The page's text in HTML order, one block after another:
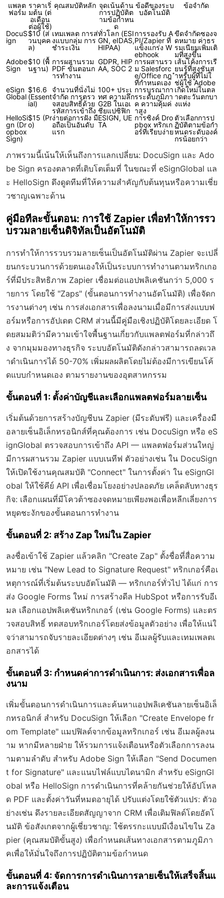
แพลต
ฟอร์ม
ราคาเริ่
มต้น (ต่
อเดือน
ต่อผู้ใช้)
คุณสมบัติหลัก จุดเน้นด้าน
การปฏิบัติต
ามข้อกำหน
ด
ข้อดีของระบ
บอัตโนมัติ
ข้อจำกัด
DocuS
ign
$10 (ส่
วนบุคค
ล)
เทมเพลต การส่
งแบบกลุ่ม การ
ชำระเงิน
ทั่วโลก (ESI
GN, eIDAS,
HIPAA)
การรองรับ A
PI/Zapier ที่
แข็งแกร่ง W
ebhook
ขีดจำกัดซองจ
ดหมาย ค่าธร
รมเนียมเพิ่มเติ
มที่สูงขึ้น
Adobe
Sign
$10 (พื้
นฐาน)
การผสานรวม
PDF ขั้นตอนก
ารทำงาน
GDPR, HIP
AA, SOC 2
การผสานรว
ม Salesforc
e/Office กฎ
ที่กำหนดเอง
เส้นโค้งการเรี
ยนรู้ที่สูงชันส
ำหรับผู้ที่ไม่ใ
ช่ผู้ใช้ Adobe
eSign
Global
$16.6
(Essent
ial)
จำนวนที่นั่งไม่
จำกัด การตรว
จสอบสิทธิ์ด้วย
รหัสการเข้าถึง
100+ ประเ
ทศ ความลึก
G2B ในเอเ
ชียแปซิฟิก
การบูรณากา
รระดับภูมิภา
ค ความคุ้มค่
าสูง
เกิดใหม่ในตล
าดตะวันตกบา
งแห่ง
HelloSi
gn (Dr
opbox
Sign)
$15 (Pr
o)
ง่ายต่อการฝัง มื
อถือเป็นอันดับ
แรก
ESIGN, UE
TA
การซิงค์ Dro
pbox ทริกเก
อร์ที่เรียบง่าย
ตัวเลือกการป
ฏิบัติตามข้อกำ
หนดระดับองค์
กรน้อยกว่า
ภาพรวมนี้เน้นให้เห็นถึงการแลกเปลี่ยน: DocuSign และ Ado
be Sign ครองตลาดที่เติบโตเต็มที่ ในขณะที่ eSignGlobal แล
ะ HelloSign ดึงดูดทีมที่ให้ความสำคัญกับต้นทุนหรือความเชี่ย
วชาญเฉพาะด้าน
คู่มือทีละขั้นตอน: การใช้ Zapier เพื่อทำให้การรว
บรวมลายเซ็นดิจิทัลเป็นอัตโนมัติ
การทำให้การรวบรวมลายเซ็นเป็นอัตโนมัติผ่าน Zapier จะเปลี่
ยนกระบวนการด้วยตนเองให้เป็นระบบการทำงานตามทริกเกอ
ร์ที่มีประสิทธิภาพ Zapier เชื่อมต่อแอปพลิเคชันกว่า 5,000 ร
ายการ โดยใช้ "Zaps" (ขั้นตอนการทำงานอัตโนมัติ) เพื่อจัดก
ารงานต่างๆ เช่น การส่งเอกสารเพื่อลงนามเมื่อมีการส่งแบบฟ
อร์มหรือการอัปเดต CRM ส่วนนี้มีคู่มือเชิงปฏิบัติโดยละเอียด โ
ดยสมมติว่ามีความเข้าใจพื้นฐานเกี่ยวกับแพลตฟอร์มที่กล่าวถึ
ง จากมุมมองทางธุรกิจ ระบบอัตโนมัติดังกล่าวสามารถลดเวล
าดำเนินการได้ 50-70% เพิ่มผลผลิตโดยไม่ต้องมีการเขียนโค้
ดแบบกำหนดเอง ตามรายงานของอุตสาหกรรม
ขั้นตอนที่ 1: ตั้งค่าบัญชีและเลือกแพลตฟอร์มลายเซ็น
เริ่มต้นด้วยการสร้างบัญชีบน Zapier (มีระดับฟรี) และเครื่องมื
อลายเซ็นอิเล็กทรอนิกส์ที่คุณต้องการ เช่น DocuSign หรือ eS
ignGlobal ตรวจสอบการเข้าถึง API — แพลตฟอร์มส่วนใหญ่
มีการผสานรวม Zapier แบบเนทีฟ ตัวอย่างเช่น ใน DocuSign
ให้เปิดใช้งานคุณสมบัติ "Connect" ในการตั้งค่า ใน eSignGl
obal ให้ใช้คีย์ API เพื่อเชื่อมโยงอย่างปลอดภัย เคล็ดลับทางธุร
กิจ: เลือกแผนที่มีโควต้าซองจดหมายเพียงพอเพื่อหลีกเลี่ยงการ
หยุดชะงักของขั้นตอนการทำงาน
ขั้นตอนที่ 2: สร้าง Zap ใหม่ใน Zapier
ลงชื่อเข้าใช้ Zapier แล้วคลิก "Create Zap" ตั้งชื่อที่สื่อความ
หมาย เช่น "New Lead to Signature Request" ทริกเกอร์คือเ
หตุการณ์ที่เริ่มต้นระบบอัตโนมัติ — ทริกเกอร์ทั่วไป ได้แก่ การ
ส่ง Google Forms ใหม่ การสร้างดีล HubSpot หรือการรับอีเ
มล เลือกแอปพลิเคชันทริกเกอร์ (เช่น Google Forms) และตร
วจสอบสิทธิ์ ทดสอบทริกเกอร์โดยส่งข้อมูลตัวอย่าง เพื่อให้แน่ใ
จว่าสามารถจับรายละเอียดต่างๆ เช่น อีเมลผู้รับและเทมเพลตเ
อกสารได้
ขั้นตอนที่ 3: กำหนดค่าการดำเนินการ: ส่งเอกสารเพื่อล
งนาม
เพิ่มขั้นตอนการดำเนินการและค้นหาแอปพลิเคชันลายเซ็นอิเล็
กทรอนิกส์ สำหรับ DocuSign ให้เลือก "Create Envelope fr
om Template" แมปฟิลด์จากข้อมูลทริกเกอร์ เช่น อีเมลผู้ลงน
าม หากมีหลายฝ่าย ให้รวมการแจ้งเตือนหรือตัวเลือกการลงน
ามตามลำดับ สำหรับ Adobe Sign ให้เลือก "Send Documen
t for Signature" และแนบไฟล์แบบไดนามิก สำหรับ eSignGl
obal หรือ HelloSign การดำเนินการที่คล้ายกันช่วยให้อัปโหล
ด PDF และตั้งค่าวันที่หมดอายุได้ ปรับแต่งโดยใช้ตัวแปร: ตัวอ
ย่างเช่น ดึงรายละเอียดสัญญาจาก CRM เพื่อเติมฟิลด์โดยอัตโ
นมัติ ข้อสังเกตจากผู้เชี่ยวชาญ: ใช้ตรรกะแบบมีเงื่อนไขใน Za
pier (คุณสมบัติขั้นสูง) เพื่อกำหนดเส้นทางเอกสารตามภูมิภา
คเพื่อให้มั่นใจถึงการปฏิบัติตามข้อกำหนด
ขั้นตอนที่ 4: จัดการการดำเนินการลายเซ็นให้เสร็จสิ้นแ
ละการแจ้งเตือน